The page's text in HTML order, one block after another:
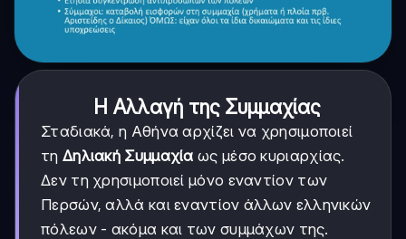
Η Αλλαγή της Συμμαχίας
Σταδιακά, η Αθήνα αρχίζει να χρησιμοποιεί
τη Δηλιακή Συμμαχία ως μέσο κυριαρχίας.
Δεν τη χρησιμοποιεί μόνο εναντίον των
Περσών, αλλά και εναντίον άλλων ελληνικών
πόλεων - ακόμα και των συμμάχων της.